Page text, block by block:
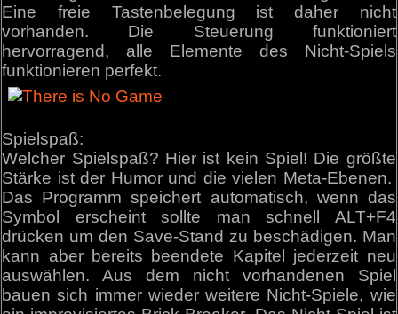
Eine freie Tastenbelegung ist daher nicht
vorhanden. Die Steuerung funktioniert
hervorragend, alle Elemente des Nicht-Spiels
funktionieren perfekt.
Spielspaß:
Welcher Spielspaß? Hier ist kein Spiel! Die größte
Stärke ist der Humor und die vielen Meta-Ebenen.
Das Programm speichert automatisch, wenn das
Symbol erscheint sollte man schnell ALT+F4
drücken um den Save-Stand zu beschädigen. Man
kann aber bereits beendete Kapitel jederzeit neu
auswählen. Aus dem nicht vorhandenen Spiel
bauen sich immer wieder weitere Nicht-Spiele, wie